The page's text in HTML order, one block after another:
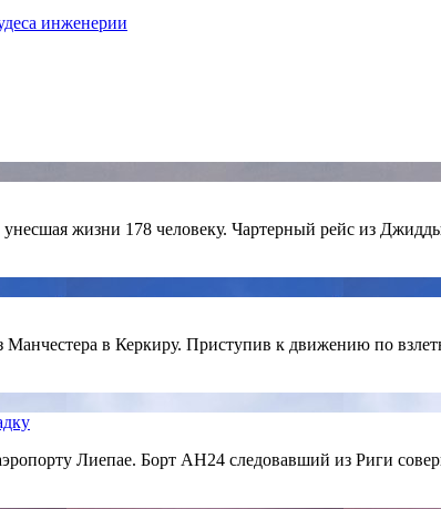
инженерии
унесшая жизни 178 человеку. Чартерный рейс из
Манчестера в Керкиру. Приступив к движению по
аэропорту Лиепае. Борт АН24 следовавший из Риги